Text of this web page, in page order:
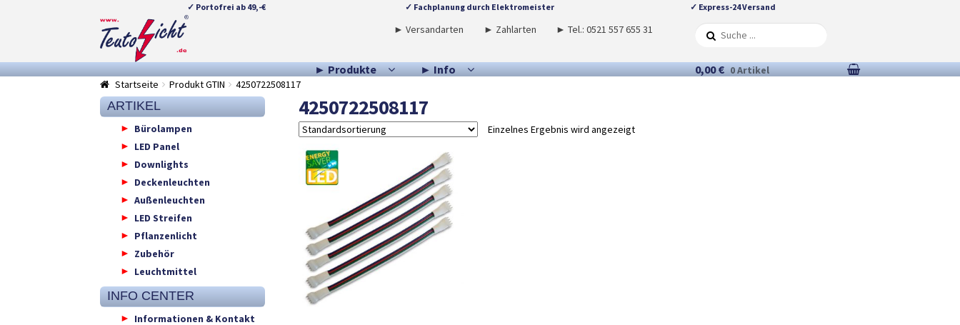
✓ Portofrei ab 49,-€ ✓ Fachplanung durch Elektromeister ✓ Express-24 Versand
Zur
Navigation
springen
Springe
zum
► Versandarten ► Zahlarten ► Tel.: 0521 557 655 31
► Produkte ► Info 0,00 € 0 Artikel
Startseite
Produkt GTIN 4250722508117
4250722508117
Einzelnes Ergebnis wird angezeigt
ARTIKEL
Bürolampen
LED Panel
Downlights
Deckenleuchten
Außenleuchten
LED Streifen
Pflanzenlicht
Zubehör
Leuchtmittel
INFO CENTER
Informationen & Kontakt